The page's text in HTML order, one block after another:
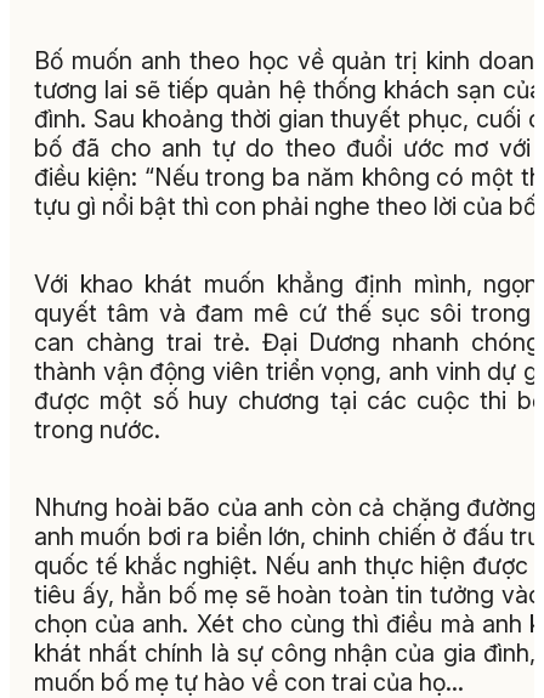
Bố muốn anh theo học về quản trị kinh
tương lai sẽ tiếp quản hệ thống khách sạn
đình. Sau khoảng thời gian thuyết phục, cuối
bố đã cho anh tự do theo đuổi ước mơ với
điều kiện: “Nếu trong ba năm không có một
tựu gì nổi bật thì con phải nghe theo lời của
Với khao khát muốn khẳng định mình,
quyết tâm và đam mê cứ thế sục sôi trong
can chàng trai trẻ. Đại Dương nhanh
thành vận động viên triển vọng, anh vinh dự
được một số huy chương tại các cuộc thi
trong nước.
Nhưng hoài bão của anh còn cả chặng đường
anh muốn bơi ra biển lớn, chinh chiến ở đấu
quốc tế khắc nghiệt. Nếu anh thực hiện được
tiêu ấy, hẳn bố mẹ sẽ hoàn toàn tin tưởng
chọn của anh. Xét cho cùng thì điều mà anh
khát nhất chính là sự công nhận của gia đình,
muốn bố mẹ tự hào về con trai của họ...